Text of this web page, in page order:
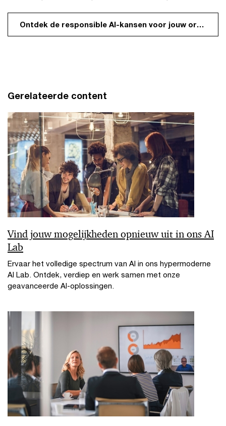
Ontdek de responsible AI-kansen voor jouw organisatie
Gerelateerde content
Vind jouw mogelijkheden opnieuw uit in ons AI
Lab
Ervaar het volledige spectrum van AI in ons hypermoderne
AI Lab. Ontdek, verdiep en werk samen met onze
geavanceerde AI-oplossingen.